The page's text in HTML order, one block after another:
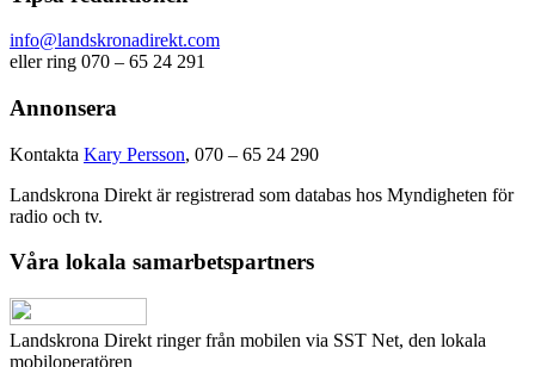
info@landskronadirekt.com
eller ring 070 – 65 24 291
Annonsera
Kontakta Kary Persson, 070 – 65 24 290
Landskrona Direkt är registrerad som databas hos Myndigheten för
radio och tv.
Våra lokala samarbetspartners
Landskrona Direkt ringer från mobilen via SST Net, den lokala
mobiloperatören